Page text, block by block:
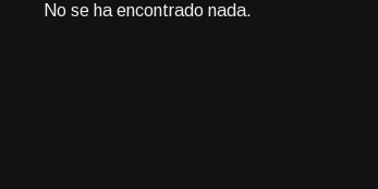
No se ha encontrado nada.